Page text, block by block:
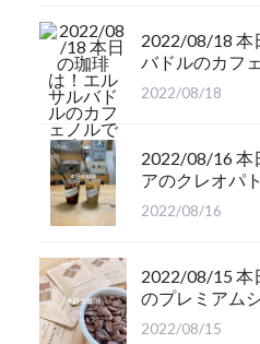
2022/08/18 本
バドルのカフ
2022/08/18
2022/08/16 本
アのクレオパ
2022/08/16
2022/08/15 本
のプレミアム
2022/08/15